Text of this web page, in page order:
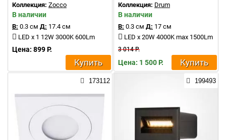
Коллекция: Zocco
В наличии
В: 0.3 см Д: 17.4 см
LED x 1 12W 3000K 600Lm
Цена: 899 Р.
Купить
Коллекция: Drum
В наличии
В: 0.3 см Д: 17 см
LED x 20W 4000K max 1500Lm
3 014 Р.
Цена: 1 500 Р. Купить
173112 199493